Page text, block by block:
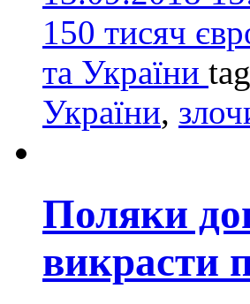
150 тисяч
та України
України,
Поляки
викрасти